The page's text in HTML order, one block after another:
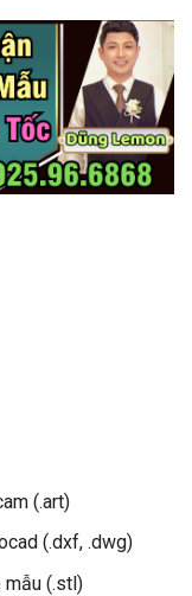
(.art)
(.dxf, .dwg)
mẫu (.stl)